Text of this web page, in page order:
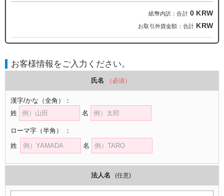
紙幣内訳：合計 0 KRW
お取引外貨金額：合計 KRW
お客様情報をご入力ください。
氏名 （必須）
漢字/かな （全角）
：
姓
名
ローマ字 （半角）
：
姓
名
法人名 (任意)